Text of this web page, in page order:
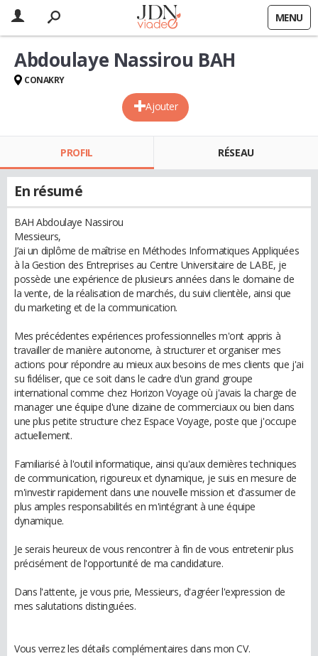
MENU
Ajouter
Abdoulaye Nassirou BAH
CONAKRY
PROFIL RÉSEAU
En résumé
BAH Abdoulaye Nassirou
Messieurs,
J’ai un diplôme de maîtrise en Méthodes Informatiques Appliquées
à la Gestion des Entreprises au Centre Universitaire de LABE, je
possède une expérience de plusieurs années dans le domaine de
la vente, de la réalisation de marchés, du suivi clientèle, ainsi que
du marketing et de la communication.
Mes précédentes expériences professionnelles m'ont appris à
travailler de manière autonome, à structurer et organiser mes
actions pour répondre au mieux aux besoins de mes clients que j'ai
su fidéliser, que ce soit dans le cadre d'un grand groupe
international comme chez Horizon Voyage où j'avais la charge de
manager une équipe d'une dizaine de commerciaux ou bien dans
une plus petite structure chez Espace Voyage, poste que j'occupe
actuellement.
Familiarisé à l'outil informatique, ainsi qu'aux dernières techniques
de communication, rigoureux et dynamique, je suis en mesure de
m'investir rapidement dans une nouvelle mission et d'assumer de
plus amples responsabilités en m'intégrant à une équipe
dynamique.
Je serais heureux de vous rencontrer à fin de vous entretenir plus
précisément de l'opportunité de ma candidature.
Dans l'attente, je vous prie, Messieurs, d'agréer l'expression de
mes salutations distinguées.
Vous verrez les détails complémentaires dans mon CV.